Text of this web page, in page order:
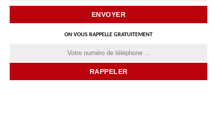
ON VOUS RAPPELLE GRATUITEMENT